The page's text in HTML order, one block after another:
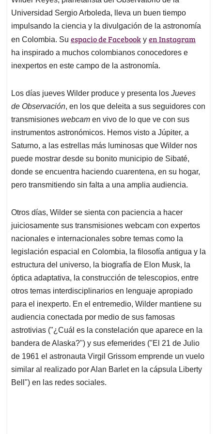
s
A
p
p
b
o
o
k
e
d
I
n
l
a
d
s
Universidad Sergio Arboleda, lleva un buen tiempo
impulsando la ciencia y la divulgación de la astronomía
en Colombia. Su espacio de Facebook y en Instagram
ha inspirado a muchos colombianos conocedores e
inexpertos en este campo de la astronomía.
Los días jueves Wilder produce y presenta los Jueves
de Observación, en los que deleita a sus seguidores con
transmisiones webcam en vivo de lo que ve con sus
instrumentos astronómicos. Hemos visto a Júpiter, a
Saturno, a las estrellas más luminosas que Wilder nos
puede mostrar desde su bonito municipio de Sibaté,
donde se encuentra haciendo cuarentena, en su hogar,
pero transmitiendo sin falta a una amplia audiencia.
Otros días, Wilder se sienta con paciencia a hacer
juiciosamente sus transmisiones webcam con expertos
nacionales e internacionales sobre temas como la
legislación espacial en Colombia, la filosofía antigua y la
estructura del universo, la biografía de Elon Musk, la
óptica adaptativa, la construcción de telescopios, entre
otros temas interdisciplinarios en lenguaje apropiado
para el inexperto. En el entremedio, Wilder mantiene su
audiencia conectada por medio de sus famosas
astrotivias ("¿Cuál es la constelación que aparece en la
bandera de Alaska?") y sus efemerides ("El 21 de Julio
de 1961 el astronauta Virgil Grissom emprende un vuelo
similar al realizado por Alan Barlet en la cápsula Liberty
Bell") en las redes sociales.